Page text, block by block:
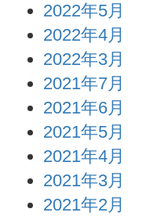
2022年5月
2022年4月
2022年3月
2021年7月
2021年6月
2021年5月
2021年4月
2021年3月
2021年2月